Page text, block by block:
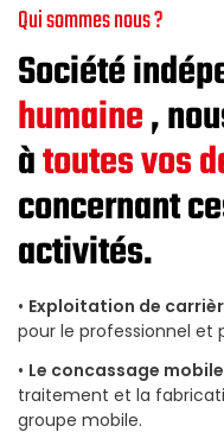
Qui sommes nous ?
Société
humaine,
àtoutes vos
concernant
activités.
• Exploitation de
pour le professionnel et
• Le concassage mobile
traitement et la
groupe mobile.